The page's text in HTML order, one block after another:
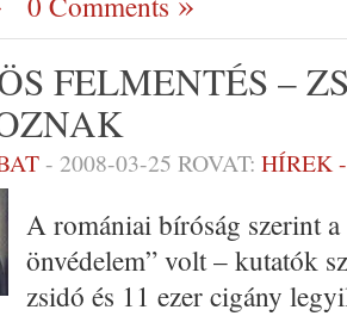
FELMENTÉS –
- 2008-03-25 ROVAT: HÍREK
A romániai bíróság szerint
önvédelem” volt – kutatók
zsidó és 11 ezer cigány